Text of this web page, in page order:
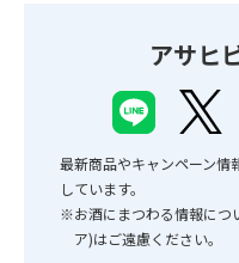
アサヒ
最新商品やキャンペーン情
しています。
※お酒にまつわる情報につ
ア)はご遠慮ください。